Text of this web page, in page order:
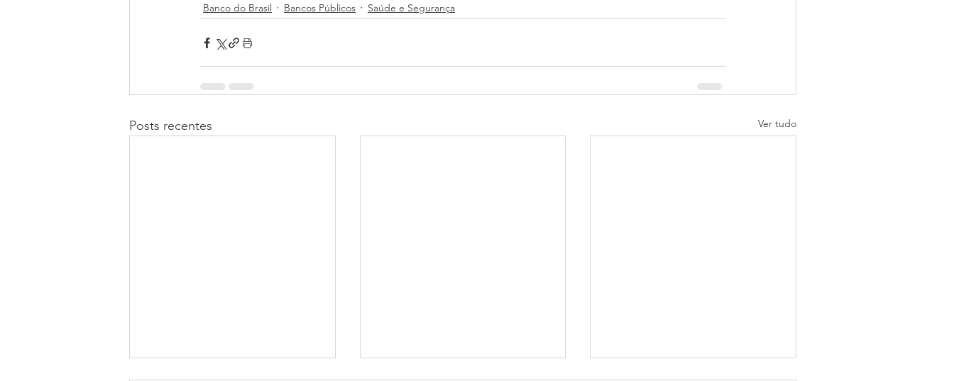
Banco do Brasil
Bancos Públicos Saúde e Segurança
Posts recentes Ver tudo